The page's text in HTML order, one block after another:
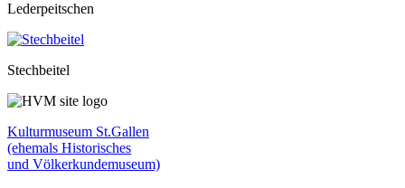
Lederpeitschen
Stechbeitel
Kulturmuseum St.Gallen
(ehemals Historisches
und Völkerkundemuseum)